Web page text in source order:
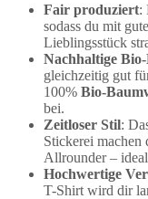
Fair produziert:
sodass du mit
Lieblingsstück
Nachhaltige
gleichzeitig gut
100% Bio-
bei.
Zeitloser Stil:
Stickerei machen
Allrounder –
Hochwertige
T-Shirt wird dir